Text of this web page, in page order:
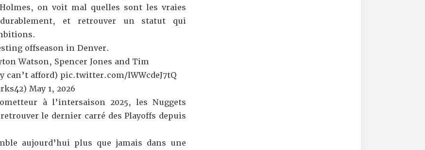
on voit mal quelles sont les vraies
et retrouver un statut qui
offseason in Denver.
Watson, Spencer Jones and Tim
can’t afford) pic.twitter.com/lWWcdeJ7tQ
May 1, 2026
à l’intersaison 2025, les Nuggets
le dernier carré des Playoffs depuis
aujourd’hui plus que jamais dans une